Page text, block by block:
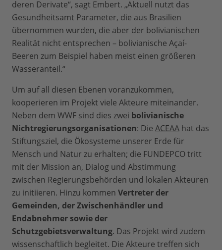
deren Derivate“, sagt Embert. „Aktuell nutzt das
Gesundheitsamt Parameter, die aus Brasilien
übernommen wurden, die aber der bolivianischen
Realität nicht entsprechen – bolivianische Açaí-
Beeren zum Beispiel haben meist einen größeren
Wasseranteil.“
Um auf all diesen Ebenen voranzukommen,
kooperieren im Projekt viele Akteure miteinander.
Neben dem WWF sind dies zwei bolivianische
Nichtregierungsorganisationen: Die ACEAA hat das
Stiftungsziel, die Ökosysteme unserer Erde für
Mensch und Natur zu erhalten; die FUNDEPCO tritt
mit der Mission an, Dialog und Abstimmung
zwischen Regierungsbehörden und lokalen Akteuren
zu initiieren. Hinzu kommen Vertreter der
Gemeinden, der Zwischenhändler und
Endabnehmer sowie der
Schutzgebietsverwaltung. Das Projekt wird zudem
wissenschaftlich begleitet. Die Akteure treffen sich